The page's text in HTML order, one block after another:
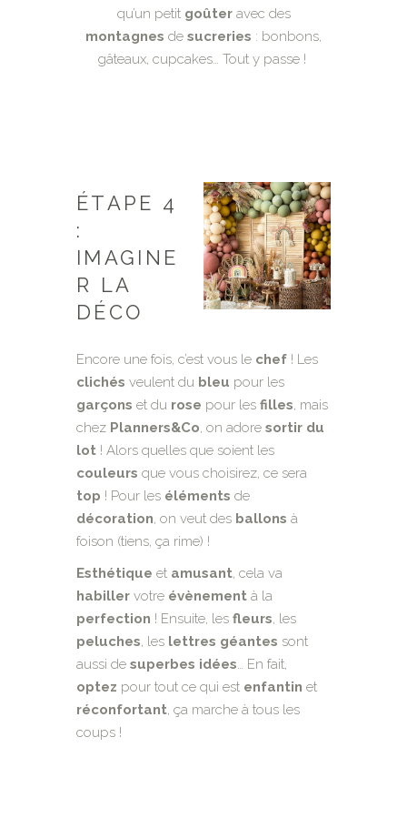
qu’un petit goûteravec des
montagnes de sucreries : bonbons,
gâteaux, cupcakes… Tout y passe !
ÉTAPE 4
:
IMAGINE
R LA
DÉCO
Encore une fois, c’est vous le chef ! Les
clichés veulent du bleu pour les
garçons et du rose pour les filles, mais
chez Planners&Co, on adore sortir du
lot ! Alors quelles que soient les
couleurs que vous choisirez, ce sera
top ! Pour les éléments de
décoration, on veut des ballons à
foison (tiens, ça rime) !
Esthétique et amusant, cela va
habiller votre évènement à la
perfection ! Ensuite, les fleurs, les
peluches, les lettres géantes sont
aussi de superbes idées… En fait,
optez pour tout ce qui est enfantin et
réconfortant, ça marche à tous les
coups !